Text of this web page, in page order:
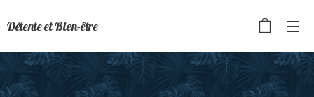
Détente et Bien-être